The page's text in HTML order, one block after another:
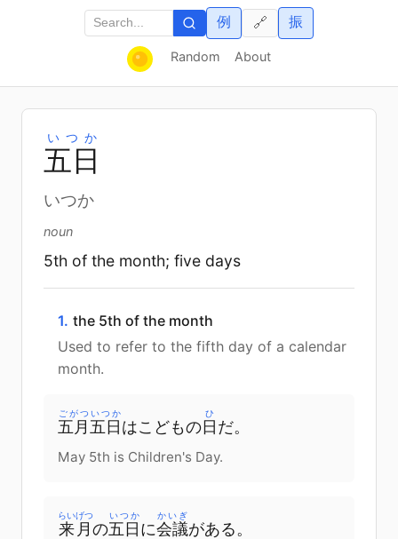
Random About
例 振
🔗
五日
いつか
いつか
noun
5th of the month; five days
1. the 5th of the month
Used to refer to the fifth day of a calendar
month.
五月
ごがつ
五日
いつか
はこどもの日
ひ
だ。
May 5th is Children's Day.
来月
らいげつ
の五日
いつか
に会議
かいぎ
がある。